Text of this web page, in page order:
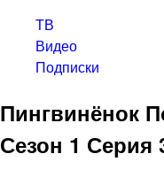
ТВ
Видео
Подписки
Пингвинёнок
Сезон 1 Серия